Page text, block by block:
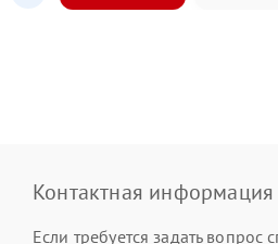
Контактная информация
Если требуется задать вопрос